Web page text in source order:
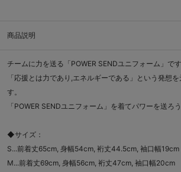
商品説明
チームに力を送る「POWER SENDユニフォーム」です
「応援とは力であり,エネルギーである」という発想
す。
「POWER SENDユニフォーム」を着てパワーを送ろう
◆サイズ：
S...前着丈65cm, 身幅54cm, 裄丈44.5cm, 袖口幅19cm
M...前着丈69cm, 身幅56cm, 裄丈47cm, 袖口幅20cm